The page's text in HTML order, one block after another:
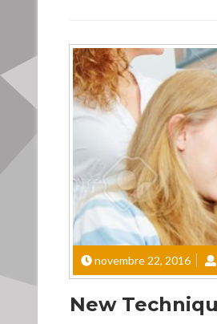
novembre 22, 2016
New